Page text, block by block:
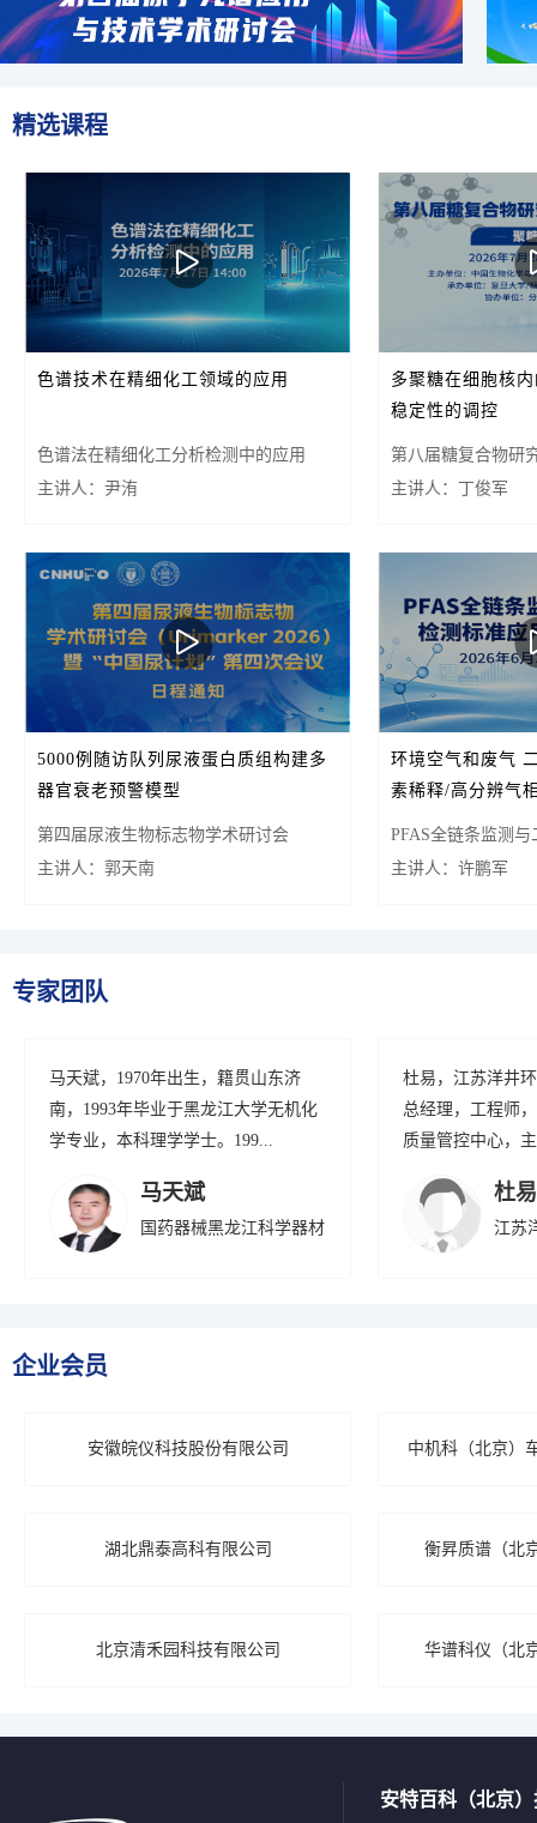
精选课程
色谱技术在精细化工领域的应用
色谱法在精细化工分析检测中的应用
主讲人：尹洧
多聚糖在细胞核
稳定性的调控
第八届糖复合物研
——聚糖力量
主讲人：丁俊军
5000例随访队列尿液蛋白质组构建多
器官衰老预警模型
第四届尿液生物标志物学术研讨会
（Urimarker 2026）暨“中国尿计划”第四
主讲人：郭天南
环境空气和废气
素稀释/高分辨气
（HJ 77.2-2025
PFAS全链条监测
用技术交流会
主讲人：许鹏军
专家团队
马天斌，1970年出生，籍贯山东济
南，1993年毕业于黑龙江大学无机化
学专业，本科理学学士。199...
马天斌
国药器械黑龙江科学器材
杜易，江苏洋井
总经理，工程师
质量管控中心，
杜易
江苏
企业会员
安徽皖仪科技股份有限公司
中机科（北京）
湖北鼎泰高科有限公司 衡昇质谱（北
北京清禾园科技有限公司 华谱科仪（北
安特百科（北京